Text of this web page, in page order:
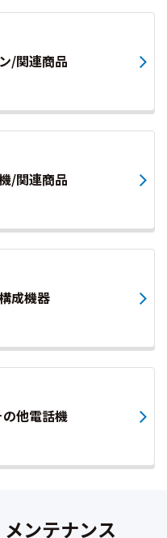
/関連商品
/関連商品
成機器
他電話機
ンテナンス